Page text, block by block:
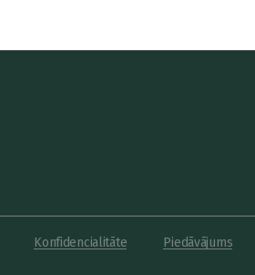
Konfidencialitāte Piedāvājums